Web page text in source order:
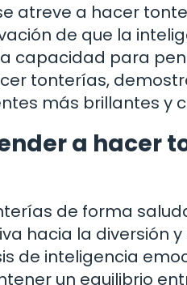
atreve a hacer
de que la
capacidad para
tonterías,
más brillantes y
a hacer
de forma
hacia la diversión
de inteligencia
un equilibrio